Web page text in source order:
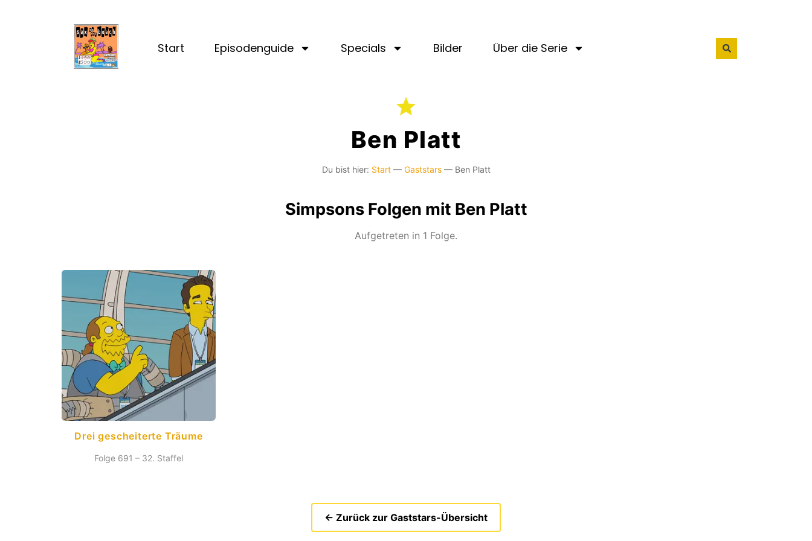
Start Episodenguide Specials Bilder Über die Serie
Ben Platt
Du bist hier: Start— Gaststars— Ben Platt
Simpsons Folgen mit Ben Platt
Aufgetreten in 1 Folge.
Drei gescheiterte Träume
Folge 691 – 32. Staffel
← Zurück zur Gaststars-Übersicht